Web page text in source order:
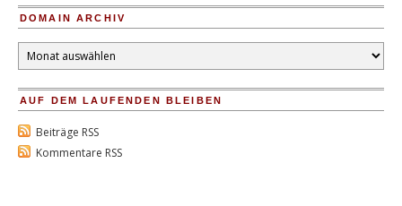
DOMAIN ARCHIV
Domain
Archiv
AUF DEM LAUFENDEN BLEIBEN
Beiträge RSS
Kommentare RSS